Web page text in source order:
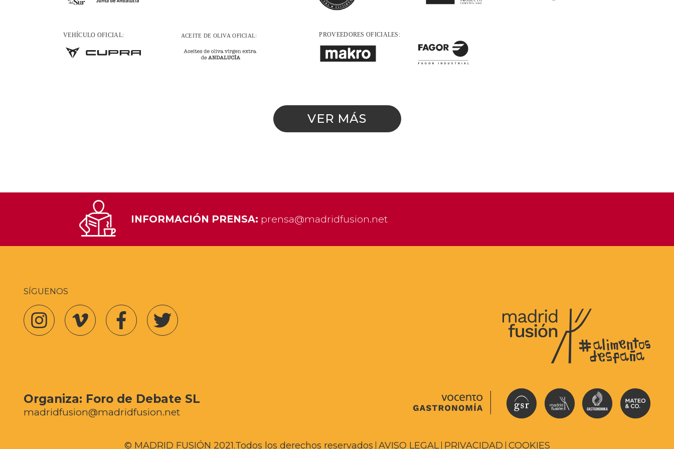
VER MÁS
INFORMACIÓN PRENSA: prensa@madridfusion.net
SÍGUENOS
Organiza: Foro de Debate SL
madridfusion@madridfusion.net
© MADRID FUSIÓN 2021.Todos los derechos reservados AVISO LEGAL PRIVACIDAD COOKIES